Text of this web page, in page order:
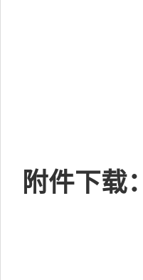
附件下载：